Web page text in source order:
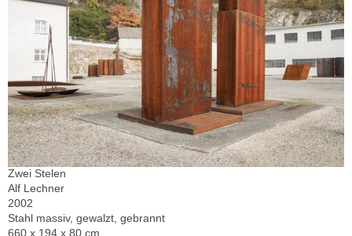
Zwei Stelen
Alf Lechner
2002
Stahl massiv, gewalzt, gebrannt
660 x 194 x 80 cm